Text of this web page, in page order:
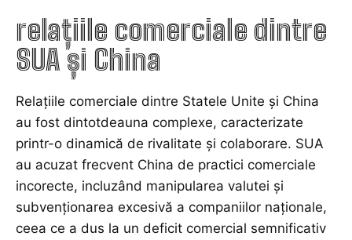
relațiile comerciale dintre
SUA și China
Relațiile comerciale dintre Statele Unite și China
au fost dintotdeauna complexe, caracterizate
printr-o dinamică de rivalitate și colaborare. SUA
au acuzat frecvent China de practici comerciale
incorecte, incluzând manipularea valutei și
subvenționarea excesivă a companiilor naționale,
ceea ce a dus la un deficit comercial semnificativ